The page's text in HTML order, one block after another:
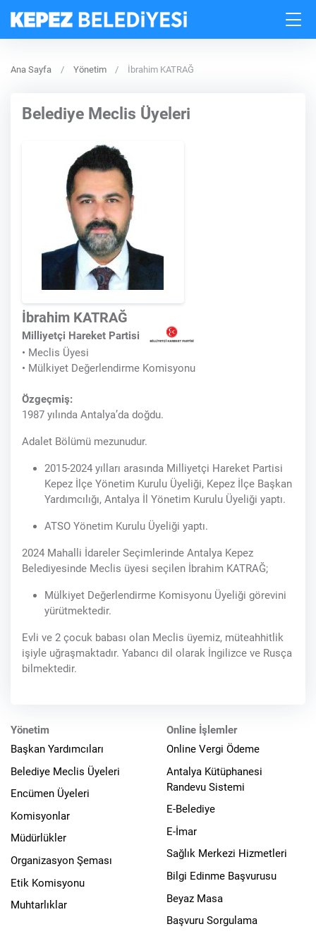
Ana Sayfa Yönetim İbrahim KATRAĞ
Belediye Meclis Üyeleri
İbrahim KATRAĞ
Milliyetçi Hareket Partisi
• Meclis Üyesi
• Mülkiyet Değerlendirme Komisyonu
Özgeçmiş:
1987 yılında Antalya’da doğdu.
Adalet Bölümü mezunudur.
2015-2024 yılları arasında Milliyetçi Hareket Partisi
Kepez İlçe Yönetim Kurulu Üyeliği, Kepez İlçe Başkan
Yardımcılığı, Antalya İl Yönetim Kurulu Üyeliği yaptı.
ATSO Yönetim Kurulu Üyeliği yaptı.
2024 Mahalli İdareler Seçimlerinde Antalya Kepez
Belediyesinde Meclis üyesi seçilen İbrahim KATRAĞ;
Mülkiyet Değerlendirme Komisyonu Üyeliği görevini
yürütmektedir.
Evli ve 2 çocuk babası olan Meclis üyemiz, müteahhitlik
işiyle uğraşmaktadır. Yabancı dil olarak İngilizce ve Rusça
bilmektedir.
Yönetim
Başkan Yardımcıları
Belediye Meclis Üyeleri
Encümen Üyeleri
Komisyonlar
Müdürlükler
Organizasyon Şeması
Etik Komisyonu
Muhtarlıklar
Online İşlemler
Online Vergi Ödeme
Antalya Kütüphanesi
Randevu Sistemi
E-Belediye
E-İmar
Sağlık Merkezi Hizmetleri
Bilgi Edinme Başvurusu
Beyaz Masa
Başvuru Sorgulama